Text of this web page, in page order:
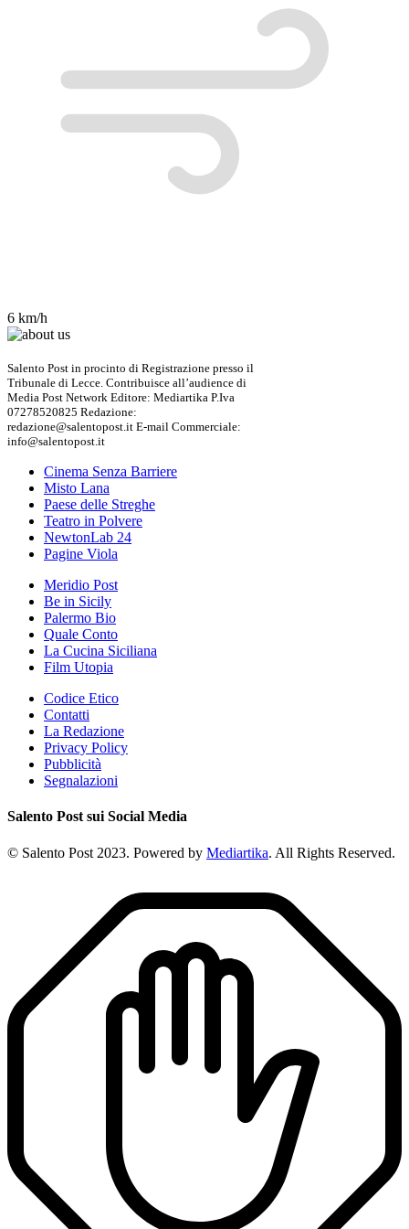
6 km/h
Salento Post in procinto di Registrazione presso il
Tribunale di Lecce. Contribuisce all’audience di
Media Post Network Editore: Mediartika P.Iva
07278520825 Redazione:
redazione@salentopost.it E-mail Commerciale:
info@salentopost.it
Cinema Senza Barriere
Misto Lana
Paese delle Streghe
Teatro in Polvere
NewtonLab 24
Pagine Viola
Meridio Post
Be in Sicily
Palermo Bio
Quale Conto
La Cucina Siciliana
Film Utopia
Codice Etico
Contatti
La Redazione
Privacy Policy
Pubblicità
Segnalazioni
Salento Post sui Social Media
© Salento Post 2023. Powered by Mediartika. All Rights Reserved.